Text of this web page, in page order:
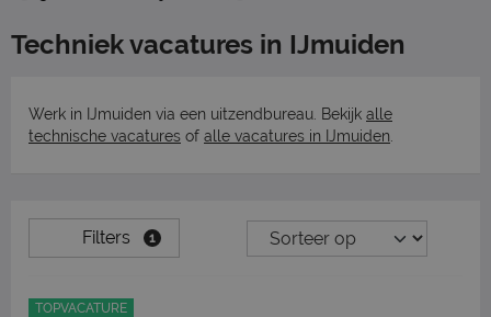
Techniek vacatures in IJmuiden
Werk in IJmuiden via een uitzendbureau. Bekijk alle
technische vacatures of alle vacatures in IJmuiden
Filters 1
TOPVACATURE